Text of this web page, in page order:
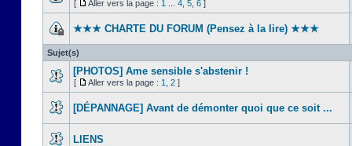
[ Aller vers la page : 1 4 5 6 ]
★★★ CHARTE DU FORUM (Pensez à la lire) ★★★
Sujet(s)
[PHOTOS] Ame sensible s'abstenir !
[ Aller vers la page : 1 2 ]
[DÉPANNAGE] Avant de démonter quoi que ce soit ...
LIENS